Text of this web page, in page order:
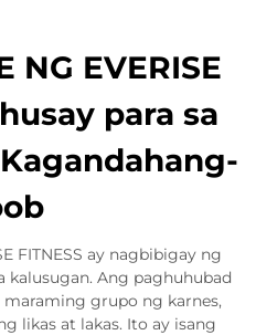
NG EVERISE
para sa
FITNESS ay nagbibigay ng
kalusugan. Ang paghuhubad
maraming grupo ng karnes,
likas at lakas. Ito ay isang